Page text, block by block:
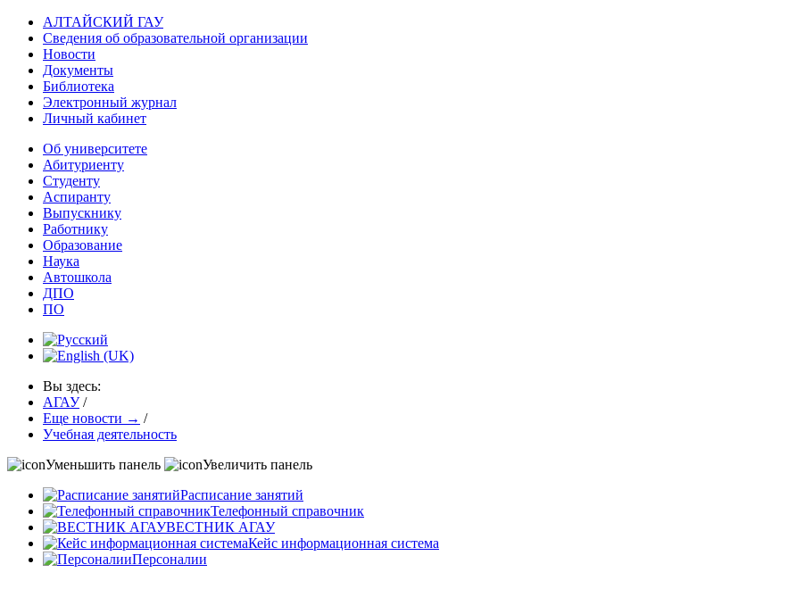
АЛТАЙСКИЙ ГАУ
Сведения об образовательной организации
Новости
Документы
Библиотека
Электронный журнал
Личный кабинет
Об университете
Абитуриенту
Студенту
Аспиранту
Выпускнику
Работнику
Образование
Наука
Автошкола
ДПО
ПО
Вы здесь:
АГАУ /
Еще новости → /
Учебная деятельность
Уменьшить панель
Увеличить панель
Расписание занятий
Телефонный справочник
ВЕСТНИК АГАУ
Кейс информационная система
Персоналии